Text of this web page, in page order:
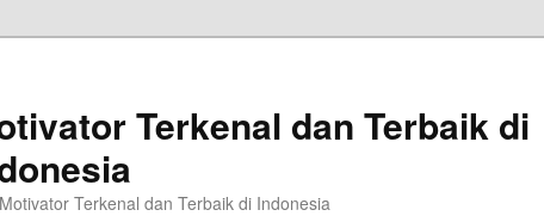
Terkenal dan Terbaik di
Terkenal dan Terbaik di Indonesia